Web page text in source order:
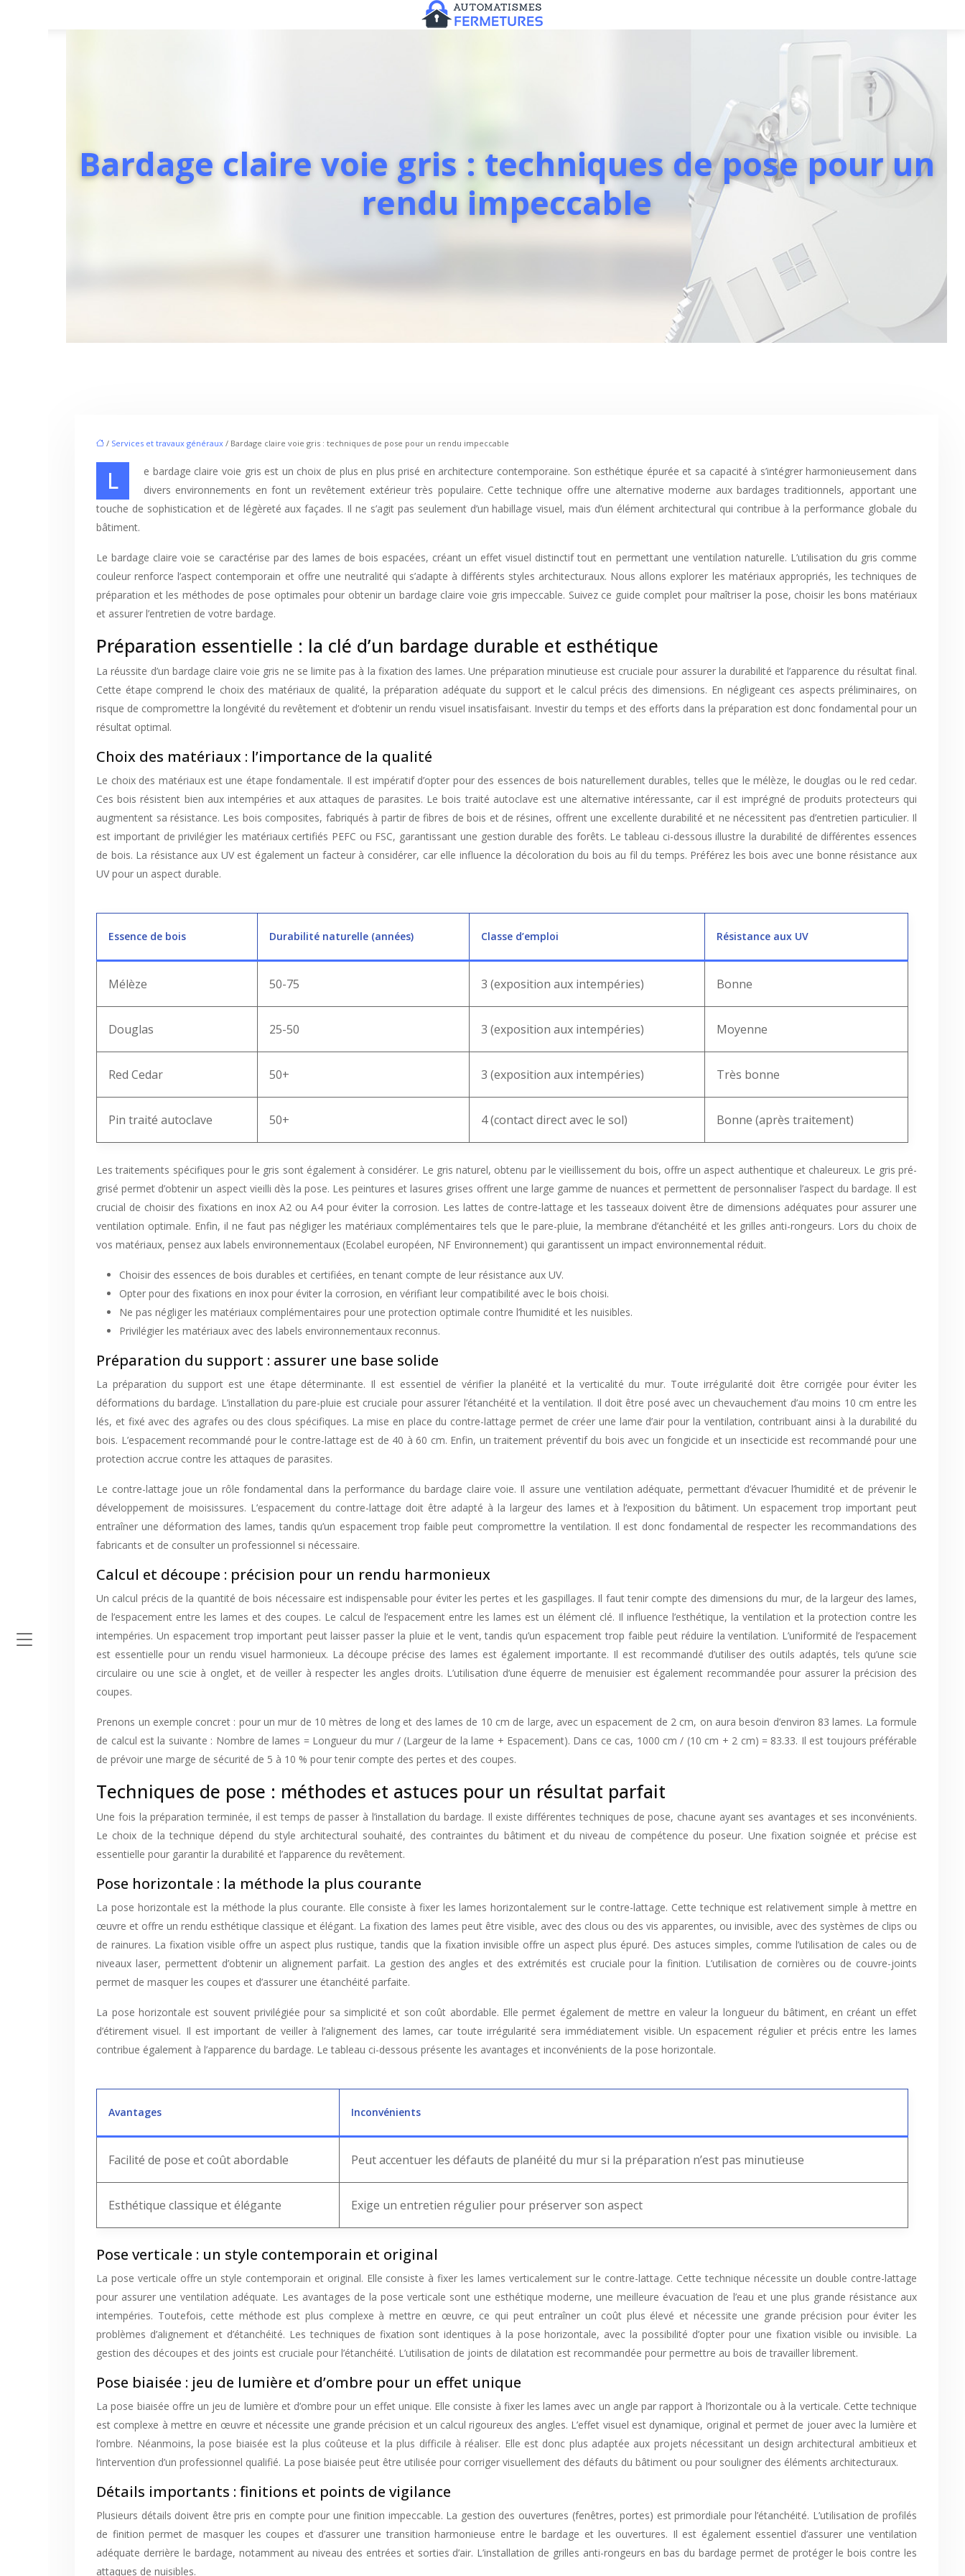
Bardage claire voie gris : techniques de pose pour un
rendu impeccable
/ Services et travaux généraux / Bardage claire voie gris : techniques de pose pour un rendu impeccable
Le bardage claire voie gris est un choix de plus en plus prisé en architecture contemporaine. Son esthétique épurée et sa capacité à s’intégrer harmonieusement dans
divers environnements en font un revêtement extérieur très populaire. Cette technique offre une alternative moderne aux bardages traditionnels, apportant une
touche de sophistication et de légèreté aux façades. Il ne s’agit pas seulement d’un habillage visuel, mais d’un élément architectural qui contribue à la performance globale du
bâtiment.
Le bardage claire voie se caractérise par des lames de bois espacées, créant un effet visuel distinctif tout en permettant une ventilation naturelle. L’utilisation du gris comme
couleur renforce l’aspect contemporain et offre une neutralité qui s’adapte à différents styles architecturaux. Nous allons explorer les matériaux appropriés, les techniques de
préparation et les méthodes de pose optimales pour obtenir un bardage claire voie gris impeccable. Suivez ce guide complet pour maîtriser la pose, choisir les bons matériaux
et assurer l’entretien de votre bardage.
Préparation essentielle : la clé d’un bardage durable et esthétique
La réussite d’un bardage claire voie gris ne se limite pas à la fixation des lames. Une préparation minutieuse est cruciale pour assurer la durabilité et l’apparence du résultat final.
Cette étape comprend le choix des matériaux de qualité, la préparation adéquate du support et le calcul précis des dimensions. En négligeant ces aspects préliminaires, on
risque de compromettre la longévité du revêtement et d’obtenir un rendu visuel insatisfaisant. Investir du temps et des efforts dans la préparation est donc fondamental pour un
résultat optimal.
Choix des matériaux : l’importance de la qualité
Le choix des matériaux est une étape fondamentale. Il est impératif d’opter pour des essences de bois naturellement durables, telles que le mélèze, le douglas ou le red cedar.
Ces bois résistent bien aux intempéries et aux attaques de parasites. Le bois traité autoclave est une alternative intéressante, car il est imprégné de produits protecteurs qui
augmentent sa résistance. Les bois composites, fabriqués à partir de fibres de bois et de résines, offrent une excellente durabilité et ne nécessitent pas d’entretien particulier. Il
est important de privilégier les matériaux certifiés PEFC ou FSC, garantissant une gestion durable des forêts. Le tableau ci-dessous illustre la durabilité de différentes essences
de bois. La résistance aux UV est également un facteur à considérer, car elle influence la décoloration du bois au fil du temps. Préférez les bois avec une bonne résistance aux
UV pour un aspect durable.
Essence de bois Durabilité naturelle (années) Classe d’emploi Résistance aux UV
Mélèze 50-75 3 (exposition aux intempéries) Bonne
Douglas 25-50 3 (exposition aux intempéries) Moyenne
Red Cedar 50+ 3 (exposition aux intempéries) Très bonne
Pin traité autoclave 50+ 4 (contact direct avec le sol) Bonne (après traitement)
Les traitements spécifiques pour le gris sont également à considérer. Le gris naturel, obtenu par le vieillissement du bois, offre un aspect authentique et chaleureux. Le gris pré-
grisé permet d’obtenir un aspect vieilli dès la pose. Les peintures et lasures grises offrent une large gamme de nuances et permettent de personnaliser l’aspect du bardage. Il est
crucial de choisir des fixations en inox A2 ou A4 pour éviter la corrosion. Les lattes de contre-lattage et les tasseaux doivent être de dimensions adéquates pour assurer une
ventilation optimale. Enfin, il ne faut pas négliger les matériaux complémentaires tels que le pare-pluie, la membrane d’étanchéité et les grilles anti-rongeurs. Lors du choix de
vos matériaux, pensez aux labels environnementaux (Ecolabel européen, NF Environnement) qui garantissent un impact environnemental réduit.
Choisir des essences de bois durables et certifiées, en tenant compte de leur résistance aux UV.
Opter pour des fixations en inox pour éviter la corrosion, en vérifiant leur compatibilité avec le bois choisi.
Ne pas négliger les matériaux complémentaires pour une protection optimale contre l’humidité et les nuisibles.
Privilégier les matériaux avec des labels environnementaux reconnus.
Préparation du support : assurer une base solide
La préparation du support est une étape déterminante. Il est essentiel de vérifier la planéité et la verticalité du mur. Toute irrégularité doit être corrigée pour éviter les
déformations du bardage. L’installation du pare-pluie est cruciale pour assurer l’étanchéité et la ventilation. Il doit être posé avec un chevauchement d’au moins 10 cm entre les
lés, et fixé avec des agrafes ou des clous spécifiques. La mise en place du contre-lattage permet de créer une lame d’air pour la ventilation, contribuant ainsi à la durabilité du
bois. L’espacement recommandé pour le contre-lattage est de 40 à 60 cm. Enfin, un traitement préventif du bois avec un fongicide et un insecticide est recommandé pour une
protection accrue contre les attaques de parasites.
Le contre-lattage joue un rôle fondamental dans la performance du bardage claire voie. Il assure une ventilation adéquate, permettant d’évacuer l’humidité et de prévenir le
développement de moisissures. L’espacement du contre-lattage doit être adapté à la largeur des lames et à l’exposition du bâtiment. Un espacement trop important peut
entraîner une déformation des lames, tandis qu’un espacement trop faible peut compromettre la ventilation. Il est donc fondamental de respecter les recommandations des
fabricants et de consulter un professionnel si nécessaire.
Calcul et découpe : précision pour un rendu harmonieux
Un calcul précis de la quantité de bois nécessaire est indispensable pour éviter les pertes et les gaspillages. Il faut tenir compte des dimensions du mur, de la largeur des lames,
de l’espacement entre les lames et des coupes. Le calcul de l’espacement entre les lames est un élément clé. Il influence l’esthétique, la ventilation et la protection contre les
intempéries. Un espacement trop important peut laisser passer la pluie et le vent, tandis qu’un espacement trop faible peut réduire la ventilation. L’uniformité de l’espacement
est essentielle pour un rendu visuel harmonieux. La découpe précise des lames est également importante. Il est recommandé d’utiliser des outils adaptés, tels qu’une scie
circulaire ou une scie à onglet, et de veiller à respecter les angles droits. L’utilisation d’une équerre de menuisier est également recommandée pour assurer la précision des
coupes.
Prenons un exemple concret : pour un mur de 10 mètres de long et des lames de 10 cm de large, avec un espacement de 2 cm, on aura besoin d’environ 83 lames. La formule
de calcul est la suivante : Nombre de lames = Longueur du mur / (Largeur de la lame + Espacement). Dans ce cas, 1000 cm / (10 cm + 2 cm) = 83.33. Il est toujours préférable
de prévoir une marge de sécurité de 5 à 10 % pour tenir compte des pertes et des coupes.
Techniques de pose : méthodes et astuces pour un résultat parfait
Une fois la préparation terminée, il est temps de passer à l’installation du bardage. Il existe différentes techniques de pose, chacune ayant ses avantages et ses inconvénients.
Le choix de la technique dépend du style architectural souhaité, des contraintes du bâtiment et du niveau de compétence du poseur. Une fixation soignée et précise est
essentielle pour garantir la durabilité et l’apparence du revêtement.
Pose horizontale : la méthode la plus courante
La pose horizontale est la méthode la plus courante. Elle consiste à fixer les lames horizontalement sur le contre-lattage. Cette technique est relativement simple à mettre en
œuvre et offre un rendu esthétique classique et élégant. La fixation des lames peut être visible, avec des clous ou des vis apparentes, ou invisible, avec des systèmes de clips ou
de rainures. La fixation visible offre un aspect plus rustique, tandis que la fixation invisible offre un aspect plus épuré. Des astuces simples, comme l’utilisation de cales ou de
niveaux laser, permettent d’obtenir un alignement parfait. La gestion des angles et des extrémités est cruciale pour la finition. L’utilisation de cornières ou de couvre-joints
permet de masquer les coupes et d’assurer une étanchéité parfaite.
La pose horizontale est souvent privilégiée pour sa simplicité et son coût abordable. Elle permet également de mettre en valeur la longueur du bâtiment, en créant un effet
d’étirement visuel. Il est important de veiller à l’alignement des lames, car toute irrégularité sera immédiatement visible. Un espacement régulier et précis entre les lames
contribue également à l’apparence du bardage. Le tableau ci-dessous présente les avantages et inconvénients de la pose horizontale.
Avantages Inconvénients
Facilité de pose et coût abordable Peut accentuer les défauts de planéité du mur si la préparation n’est pas minutieuse
Esthétique classique et élégante Exige un entretien régulier pour préserver son aspect
Pose verticale : un style contemporain et original
La pose verticale offre un style contemporain et original. Elle consiste à fixer les lames verticalement sur le contre-lattage. Cette technique nécessite un double contre-lattage
pour assurer une ventilation adéquate. Les avantages de la pose verticale sont une esthétique moderne, une meilleure évacuation de l’eau et une plus grande résistance aux
intempéries. Toutefois, cette méthode est plus complexe à mettre en œuvre, ce qui peut entraîner un coût plus élevé et nécessite une grande précision pour éviter les
problèmes d’alignement et d’étanchéité. Les techniques de fixation sont identiques à la pose horizontale, avec la possibilité d’opter pour une fixation visible ou invisible. La
gestion des découpes et des joints est cruciale pour l’étanchéité. L’utilisation de joints de dilatation est recommandée pour permettre au bois de travailler librement.
Pose biaisée : jeu de lumière et d’ombre pour un effet unique
La pose biaisée offre un jeu de lumière et d’ombre pour un effet unique. Elle consiste à fixer les lames avec un angle par rapport à l’horizontale ou à la verticale. Cette technique
est complexe à mettre en œuvre et nécessite une grande précision et un calcul rigoureux des angles. L’effet visuel est dynamique, original et permet de jouer avec la lumière et
l’ombre. Néanmoins, la pose biaisée est la plus coûteuse et la plus difficile à réaliser. Elle est donc plus adaptée aux projets nécessitant un design architectural ambitieux et
l’intervention d’un professionnel qualifié. La pose biaisée peut être utilisée pour corriger visuellement des défauts du bâtiment ou pour souligner des éléments architecturaux.
Détails importants : finitions et points de vigilance
Plusieurs détails doivent être pris en compte pour une finition impeccable. La gestion des ouvertures (fenêtres, portes) est primordiale pour l’étanchéité. L’utilisation de profilés
de finition permet de masquer les coupes et d’assurer une transition harmonieuse entre le bardage et les ouvertures. Il est également essentiel d’assurer une ventilation
adéquate derrière le bardage, notamment au niveau des entrées et sorties d’air. L’installation de grilles anti-rongeurs en bas du bardage permet de protéger le bois contre les
attaques de nuisibles.